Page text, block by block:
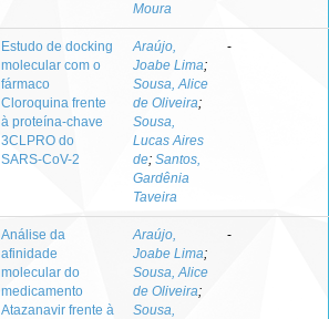
Moura
Estudo de docking
molecular com o
fármaco
Cloroquina frente
à proteína-chave
3CLPRO do
SARS-CoV-2
Araújo,
Joabe Lima;
Sousa, Alice
de Oliveira;
Sousa,
Lucas Aires
de; Santos,
Gardênia
Taveira
-
Análise da
afinidade
molecular do
medicamento
Atazanavir frente à
Araújo,
Joabe Lima;
Sousa, Alice
de Oliveira;
Sousa,
-